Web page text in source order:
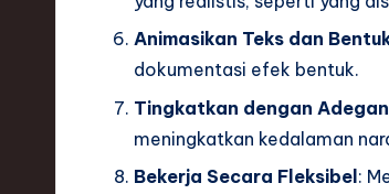
Animasikan Teks dan
dokumentasi efek bentuk.
Tingkatkan dengan
meningkatkan kedalaman
Bekerja Secara Fleksibel: